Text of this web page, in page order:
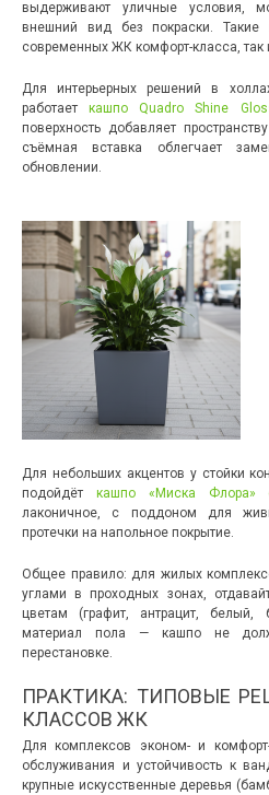
выдерживают уличные условия,
внешний вид без покраски. Такие
современных ЖК комфорт-класса, так
Для интерьерных решений в
работаеткашпо Quadro Shine
поверхность добавляет
съёмная вставка облегчает
обновлении.
Для небольших акцентов у стойки
подойдёт кашпо «Миска Флора»
лаконичное, с поддоном для
протечки на напольное покрытие.
Общее правило: для жилых
углами в проходных зонах,
цветам (графит, антрацит, белый,
материал пола — кашпо не
перестановке.
ПРАКТИКА: ТИПОВЫЕ
КЛАССОВ ЖК
Для комплексов эконом- и
обслуживания и устойчивость к
крупные искусственные деревья